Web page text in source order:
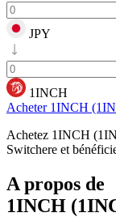
JPY
1INCH
Acheter 1INCH
Achetez 1INCH
Switchere et
A propos de
1INCH